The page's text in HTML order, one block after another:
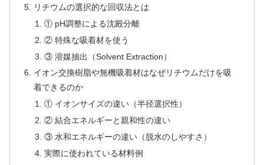
リチウムの選択的な回収法とは
① pH調整による沈殿分離
② 特殊な吸着材を使う
③ 溶媒抽出（Solvent Extraction）
イオン交換樹脂や無機吸着材はなぜリチウムだけを吸
着できるのか
① イオンサイズの違い（半径選択性）
② 結合エネルギーと親和性の違い
③ 水和エネルギーの違い（脱水のしやすさ）
実際に使われている材料例